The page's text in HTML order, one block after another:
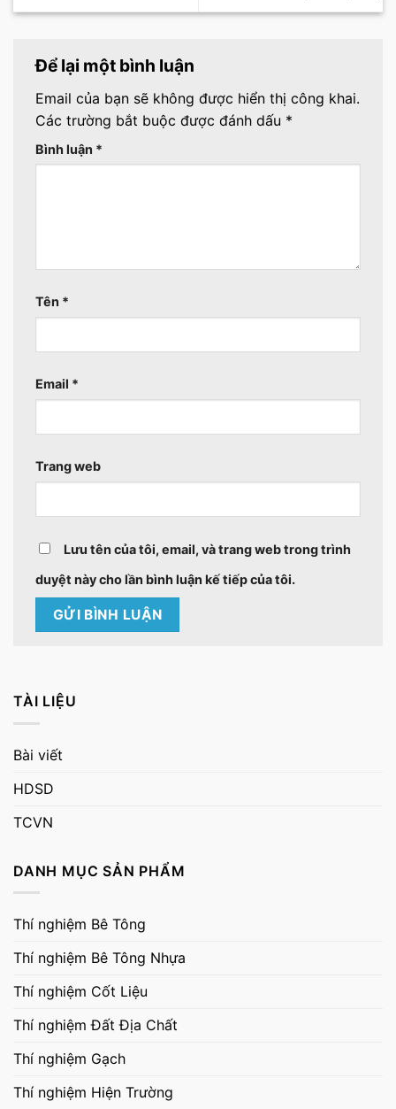
TÀI LIỆU
Bài viết
HDSD
TCVN
DANH MỤC SẢN PHẨM
Thí nghiệm Bê Tông
Thí nghiệm Bê Tông Nhựa
Thí nghiệm Cốt Liệu
Thí nghiệm Đất Địa Chất
Thí nghiệm Gạch
Thí nghiệm Hiện Trường
Để lại một bình luận
Email của bạn sẽ không được hiển thị công khai.
Các trường bắt buộc được đánh dấu *
Bình luận *
Tên *
Email *
Trang web
Lưu tên của tôi, email, và trang web trong trình
duyệt này cho lần bình luận kế tiếp của tôi.